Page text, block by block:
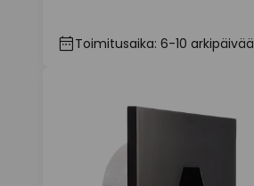
Toimitusaika: 6-10 arkipäivää